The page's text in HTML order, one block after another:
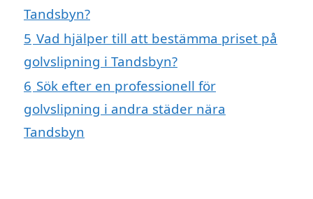
Tandsbyn?
5 Vad hjälper till att bestämma priset på
golvslipning i Tandsbyn?
6 Sök efter en professionell för
golvslipning i andra städer nära
Tandsbyn